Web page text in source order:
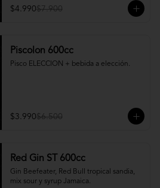
$4.990$7.900
Piscolon 600cc
Pisco ELECCION + bebida a elección.
$3.990$6.500
Red Gin ST 600cc
Gin Beefeater, Red Bull tropical sandia,
mix sour y syrup Jamaica.